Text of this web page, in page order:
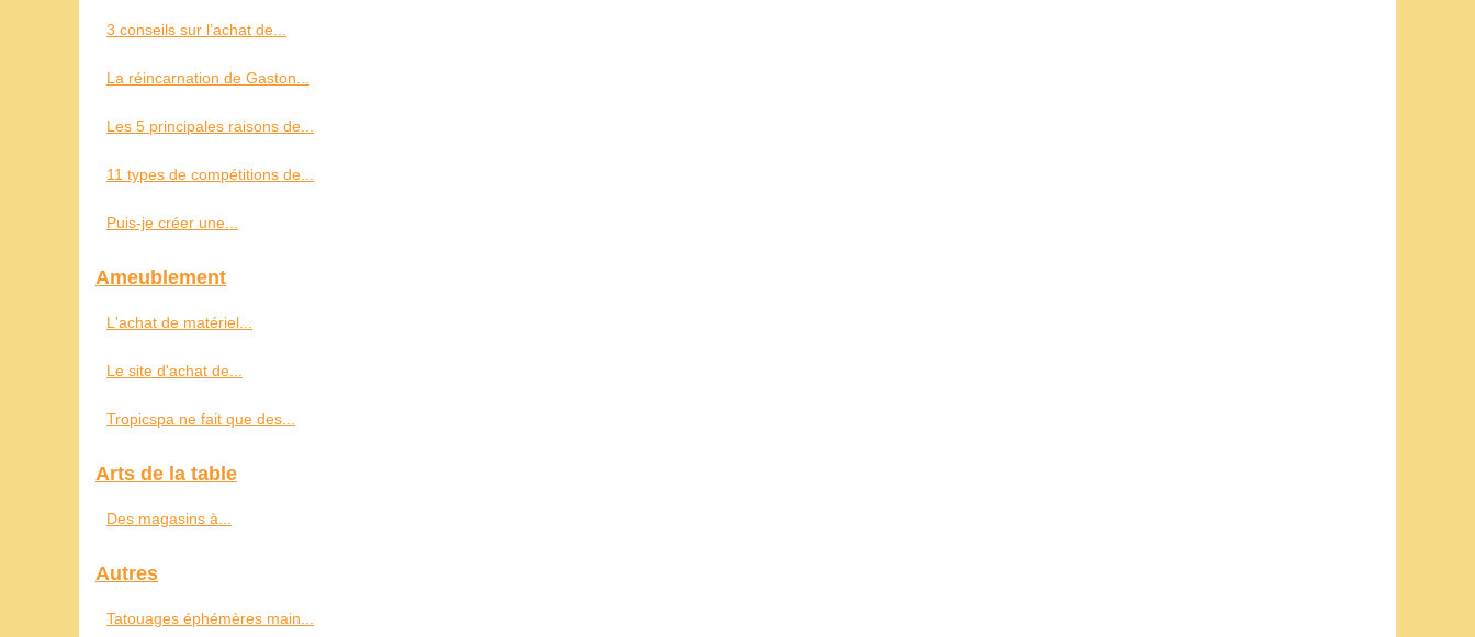
3 conseils sur l’achat de...
La réincarnation de Gaston...
Les 5 principales raisons de...
11 types de compétitions de...
Puis-je créer une...
Ameublement
L'achat de matériel...
Le site d'achat de...
Tropicspa ne fait que des...
Arts de la table
Des magasins à...
Autres
Tatouages éphémères main...